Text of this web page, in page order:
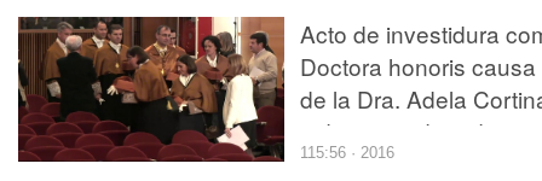
Acto de investidura
Doctora honoris causa
de la Dra. Adela
y de investidura de
nuevos Doctores y
115:56 · 2016